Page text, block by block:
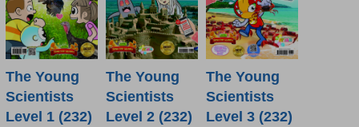
The Young
Scientists
Level 1 (232)
The Young
Scientists
Level 2 (232)
The Young
Scientists
Level 3 (232)